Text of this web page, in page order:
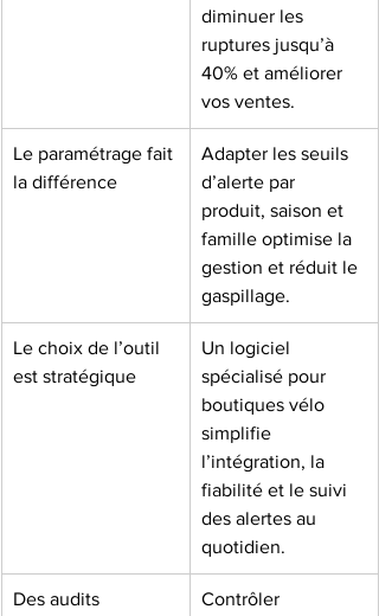
diminuer les
ruptures jusqu’à
40% et améliorer
vos ventes.
Le paramétrage fait
la différence
Adapter les seuils
d’alerte par
produit, saison et
famille optimise la
gestion et réduit le
gaspillage.
Le choix de l’outil
est stratégique
Un logiciel
spécialisé pour
boutiques vélo
simplifie
l’intégration, la
fiabilité et le suivi
des alertes au
quotidien.
Des audits
Contrôler